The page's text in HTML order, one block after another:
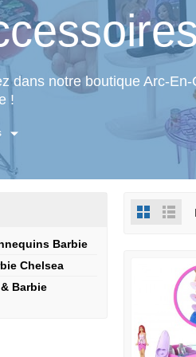
dans notre boutique Arc-
!
soit des meubles, de la
notre sélection d'
que l'univers Barbie plait
au label Barbie à
Barbie
Chelsea
Barbie